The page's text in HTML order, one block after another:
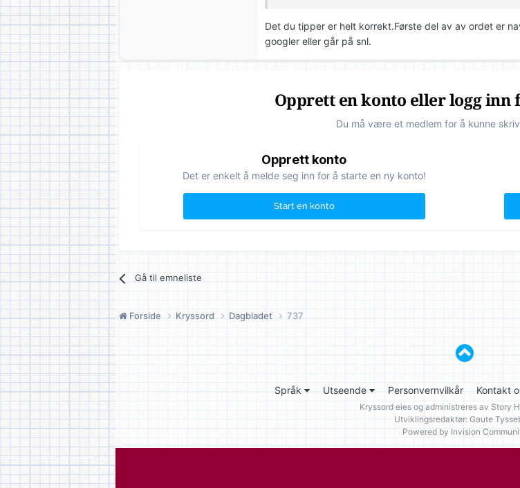
Det du tipper er helt korrekt.Første del av av ordet er
googler eller går på snl.
Opprett en konto eller logg inn
Du må være et medlem for å kunne
Opprett konto
Det er enkelt å melde seg inn for å starte en ny konto!
Start en konto
Gå til emneliste
Forside Kryssord Dagbladet 737
Språk Utseende Personvernvilkår Kontakt
Kryssord eies og administreres av Story
Utviklingsredaktør: Gaute
Powered by Invision